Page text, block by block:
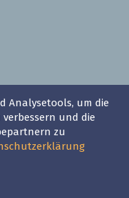
Analysetools, um die
und die
zu